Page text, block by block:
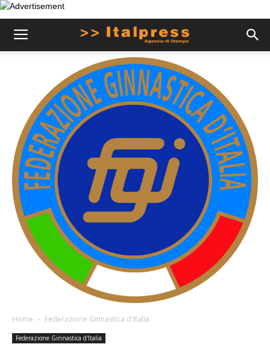
Home Federazione Ginnastica d'Italia
Federazione Ginnastica d'Italia